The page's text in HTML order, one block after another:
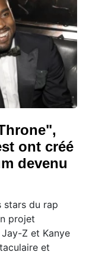
ont créé
devenu
stars du rap
projet
Z et Kanye
et